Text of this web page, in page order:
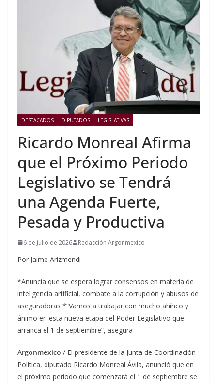
DESTACADOS DIPUTADOS LEGISLATIVAS
Ricardo Monreal Afirma
que el Próximo Periodo
Legislativo se Tendrá
una Agenda Fuerte,
Pesada y Productiva
6 de julio de 2026 Redacción Argonmexico
Por Jaime Arizmendi
*Anuncia que se espera lograr consensos en materia de
inteligencia artificial, combate a la corrupción y abusos de
aseguradoras *“Vamos a trabajar con mucho ahínco y
ánimo en esta nueva etapa del Poder Legislativo que
arranca el 1 de septiembre”, asegura
Argonmexico / El presidente de la Junta de Coordinación
Política, diputado Ricardo Monreal Ávila, anunció que en
el próximo periodo que comenzará el 1 de septiembre se